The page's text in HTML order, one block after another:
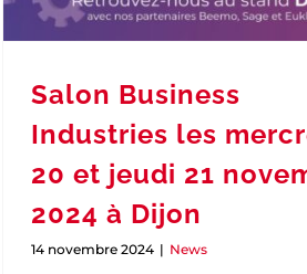
News
News
Salon Business
Industries les
20 et jeudi 21
2024 à Dijon
14 novembre 2024 | News